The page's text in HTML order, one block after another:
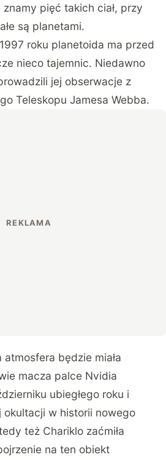
pięć takich ciał, przy
są planetami.
roku planetoida ma przed
nieco tajemnic. Niedawno
jej obserwacje z
Teleskopu Jamesa Webba.
atmosfera będzie miała
macza palce Nvidia
ubiegłego roku i
okultacji w historii nowego
też Chariklo zaćmiła
na ten obiekt